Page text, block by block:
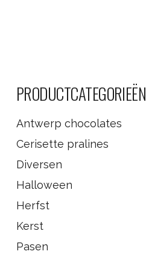
PRODUCTCATEGORIEËN
Antwerp chocolates
Cerisette pralines
Diversen
Halloween
Herfst
Kerst
Pasen